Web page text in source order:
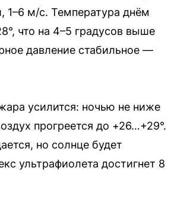
1–6 м/с. Температура днём
что на 4–5 градусов выше
давление стабильное —
усилится: ночью не ниже
прогреется до +26…+29°.
но солнце будет
ультрафиолета достигнет 8